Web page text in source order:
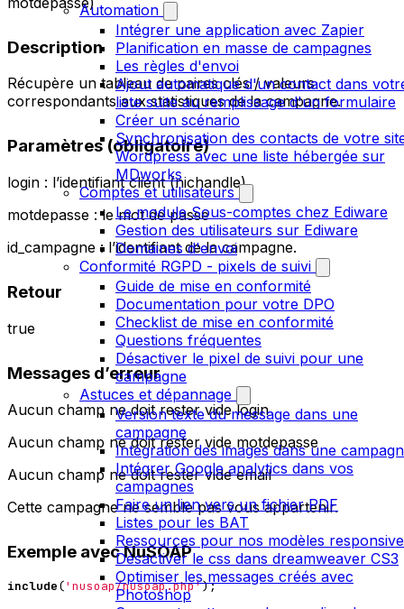
Automation
Intégrer une application avec Zapier
Planification en masse de campagnes
Les règles d'envoi
Ajout automatique d'un contact dans
liste suite au remplissage d'un formulaire
Créer un scénario
Synchronisation des contacts de votre
Wordpress avec une liste hébergée sur
MDworks
Comptes et utilisateurs
Le module Sous-comptes chez Ediware
Gestion des utilisateurs sur Ediware
Domaines d'envoi
Conformité RGPD - pixels de suivi
Guide de mise en conformité
Documentation pour votre DPO
Checklist de mise en conformité
Questions fréquentes
Désactiver le pixel de suivi pour une
campagne
Astuces et dépannage
Version texte du message dans une
campagne
Intégration des images dans une
Intégrer Google analytics dans vos
campagnes
Faire un lien vers un fichier PDF
Listes pour les BAT
Ressources pour nos modèles
Désactiver le css dans dreamweaver CS3
Optimiser les messages créés avec
Photoshop
Description
Récupère un tableau de paires clés / valeurs
correspondants aux statistiques de la campagne.
Paramètres (obligatoire)
login : l’identifiant client (nichandle)
motdepasse : le mot de passe
id_campagne : l’identifiant de la campagne.
Retour
true
Messages d’erreur
Aucun champ ne doit rester vide login
Aucun champ ne doit rester vide motdepasse
Aucun champ ne doit rester vide email
Cette campagne ne semble pas vous appartenir.
Exemple avec NuSOAP
include('nusoap/nusoap.php');